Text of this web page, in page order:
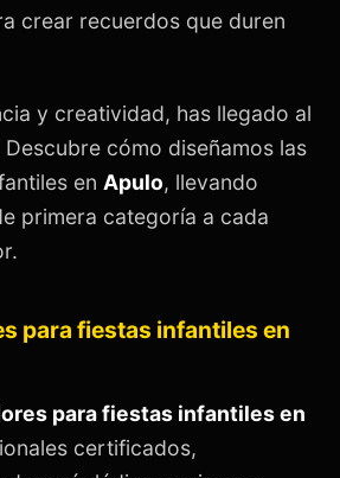
crear recuerdos que duren
y creatividad, has llegado al
cómo diseñamos las
en Apulo, llevando
primera categoría a cada
para fiestas infantiles en
para fiestas infantiles en
certificados,